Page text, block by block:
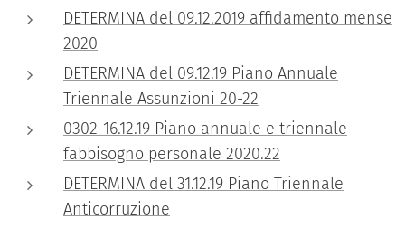
DETERMINA del 09.12.2019 affidamento mense
2020
DETERMINA del 09.12.19 Piano Annuale
Triennale Assunzioni 20-22
0302-16.12.19 Piano annuale e triennale
fabbisogno personale 2020.22
DETERMINA del 31.12.19 Piano Triennale
Anticorruzione